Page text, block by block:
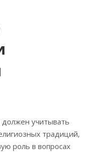
учитывать
традиций‚
роль в вопросах